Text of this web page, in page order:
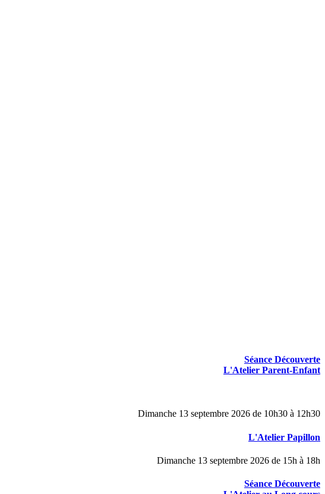
Séance Découverte
L'Atelier Parent-Enfant
Dimanche 13 septembre 2026 de 10h30 à 12h30
L'Atelier Papillon
Dimanche 13 septembre 2026 de 15h à 18h
Séance Découverte